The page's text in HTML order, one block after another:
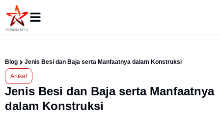
Blog Jenis Besi dan Baja serta Manfaatnya dalam Konstruksi
Artikel
Jenis Besi dan Baja serta Manfaatnya
dalam Konstruksi